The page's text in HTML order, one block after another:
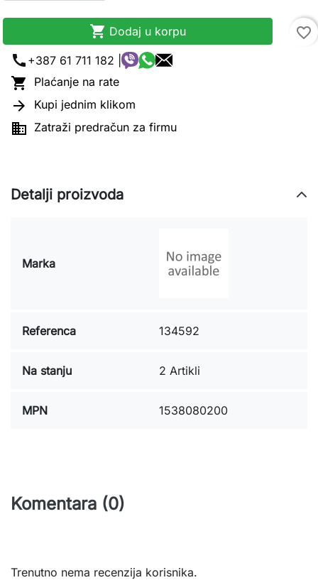
 Dodaj u korpu
favorite_border
call +387 61 711 182 |
 Plaćanje na rate
 Kupi jednim klikom
 Zatraži predračun za firmu
Detalji proizvoda
Marka
Referenca 134592
Na stanju 2 Artikli
MPN 1538080200
Komentara (0)
Trenutno nema recenzija korisnika.